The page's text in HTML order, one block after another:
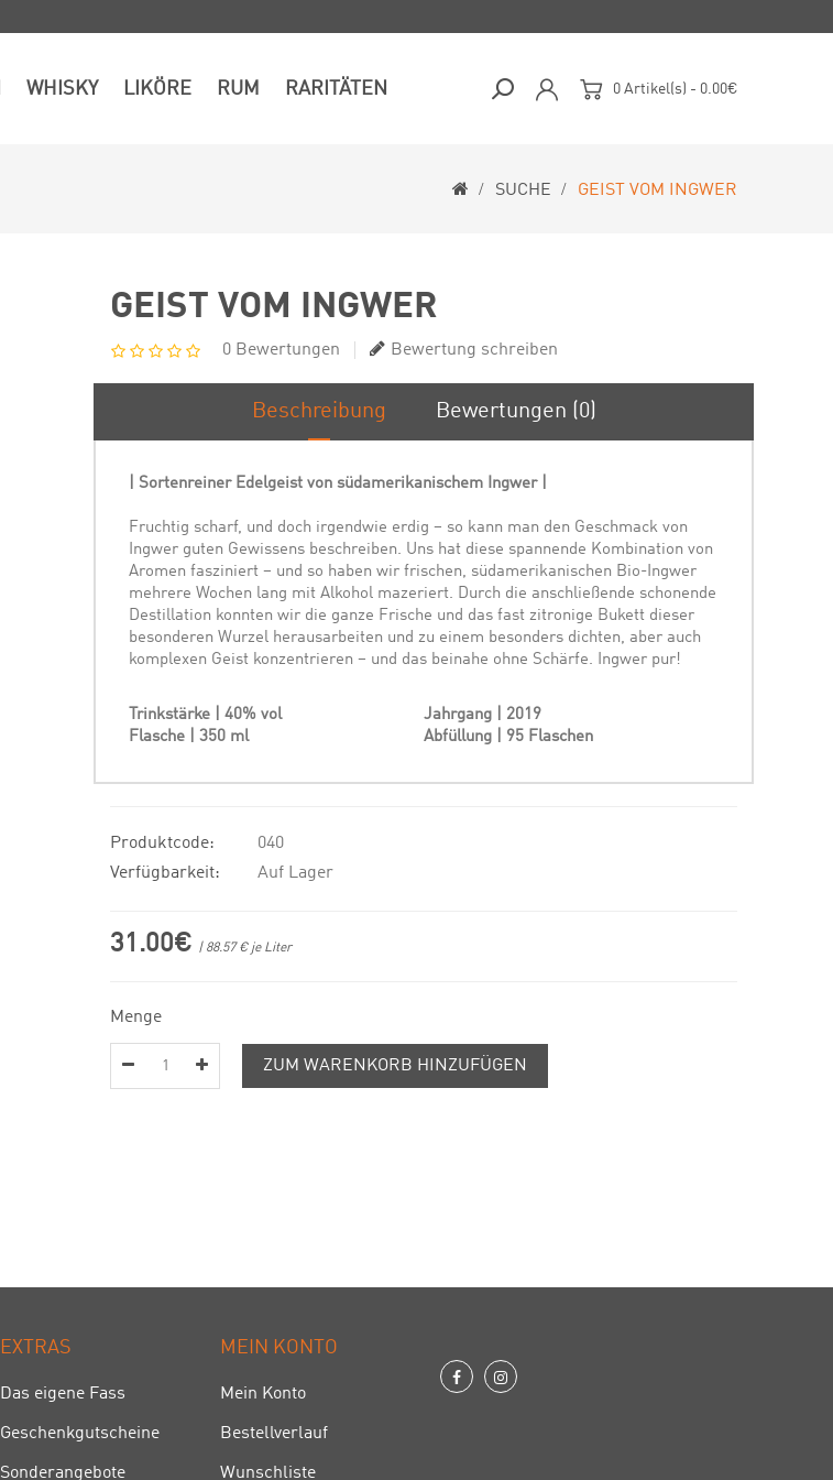
WHISKY LIKÖRE RUM RARITÄTEN 0 Artikel(s) - 0.00€
SUCHE GEIST VOM INGWER
GEIST VOM INGWER
0 Bewertungen Bewertung schreiben
Beschreibung Bewertungen (0)
| Sortenreiner Edelgeist von südamerikanischem Ingwer |
Fruchtig scharf, und doch irgendwie erdig – so kann man den Geschmack von
Ingwer guten Gewissens beschreiben. Uns hat diese spannende Kombination von
Aromen fasziniert – und so haben wir frischen, südamerikanischen Bio-Ingwer
mehrere Wochen lang mit Alkohol mazeriert. Durch die anschließende schonende
Destillation konnten wir die ganze Frische und das fast zitronige Bukett dieser
besonderen Wurzel herausarbeiten und zu einem besonders dichten, aber auch
komplexen Geist konzentrieren – und das beinahe ohne Schärfe. Ingwer pur!
Trinkstärke | 40% vol
Jahrgang | 2019
Flasche | 350 ml
Abfüllung | 95 Flaschen
Produktcode:
040
Verfügbarkeit:
Auf Lager
31.00€ | 88.57 € je Liter
Menge
ZUM WARENKORB HINZUFÜGEN
EXTRAS
Das eigene Fass
Geschenkgutscheine
Sonderangebote
MEIN KONTO
Mein Konto
Bestellverlauf
Wunschliste